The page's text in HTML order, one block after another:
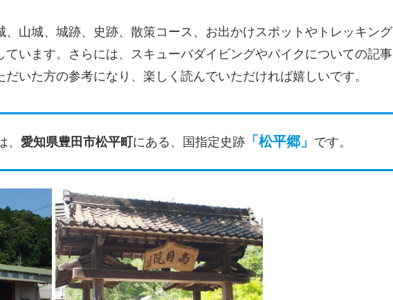
、山城、城跡、史跡、散策コース、お出かけスポットやトレッキング
ています。さらには、スキューバダイビングやバイクについての記事
いた方の参考になり、楽しく読んでいただければ嬉しいです。
愛知県豊田市松平町 にある、国指定史跡 「松平郷 」 です。